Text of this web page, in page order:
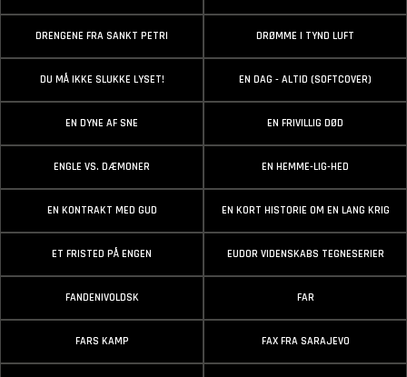
DRENGENE FRA SANKT PETRI DRØMME I TYND LUFT
DU MÅ IKKE SLUKKE LYSET! EN DAG - ALTID (SOFTCOVER)
EN DYNE AF SNE EN FRIVILLIG DØD
ENGLE VS. DÆMONER EN HEMME-LIG-HED
EN KONTRAKT MED GUD EN KORT HISTORIE OM EN LANG KRIG
ET FRISTED PÅ ENGEN EUDOR VIDENSKABS TEGNESERIER
FANDENIVOLDSK FAR
FARS KAMP FAX FRA SARAJEVO